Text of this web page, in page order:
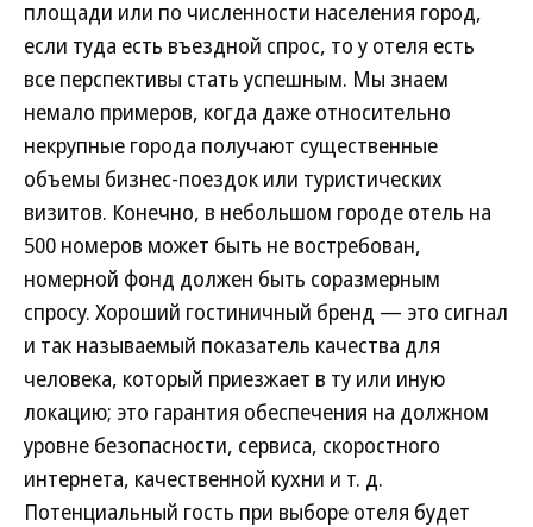
площади или по численности населения город,
если туда есть въездной спрос, то у отеля есть
все перспективы стать успешным. Мы знаем
немало примеров, когда даже относительно
некрупные города получают существенные
объемы бизнес-поездок или туристических
визитов. Конечно, в небольшом городе отель на
500 номеров может быть не востребован,
номерной фонд должен быть соразмерным
спросу. Хороший гостиничный бренд — это сигнал
и так называемый показатель качества для
человека, который приезжает в ту или иную
локацию; это гарантия обеспечения на должном
уровне безопасности, сервиса, скоростного
интернета, качественной кухни и т. д.
Потенциальный гость при выборе отеля будет